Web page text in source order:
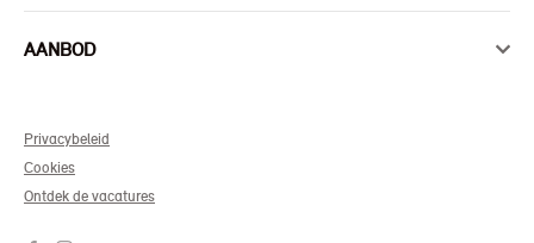
AANBOD
Privacybeleid
Cookies
Ontdek de vacatures